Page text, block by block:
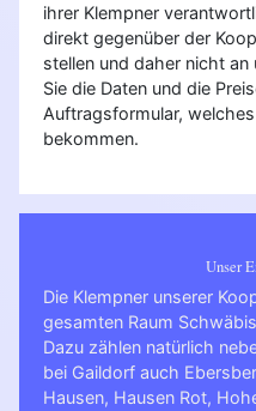
ihrer Klempner
direkt gegenüber der
stellen und daher nicht
Sie die Daten und die
Auftragsformular,
bekommen.
Unser
Die Klempner unserer
gesamten Raum
Dazu zählen natürlich
bei Gaildorf auch
Hausen, Hausen Rot,